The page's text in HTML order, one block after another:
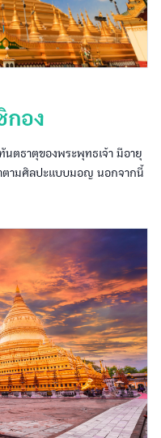
กอง
ตธาตุของพระพุทธเจ้า มีอายุ
ตามศิลปะแบบมอญ นอกจากนี้